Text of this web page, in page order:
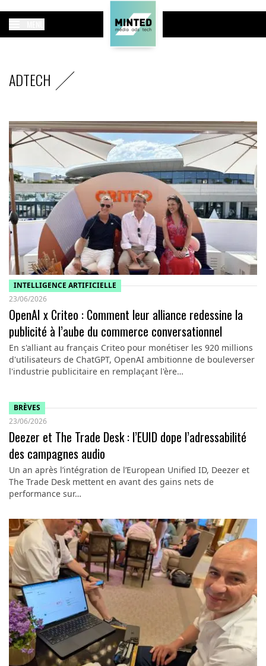
ADTECH
INTELLIGENCE ARTIFICIELLE
23/06/2026
OpenAI x Criteo : Comment leur alliance redessine la
publicité à l’aube du commerce conversationnel
En s'alliant au français Criteo pour monétiser les 920 millions
d'utilisateurs de ChatGPT, OpenAI ambitionne de bouleverser
l'industrie publicitaire en remplaçant l'ère…
BRÈVES
23/06/2026
Deezer et The Trade Desk : l’EUID dope l’adressabilité
des campagnes audio
Un an après l’intégration de l’European Unified ID, Deezer et
The Trade Desk mettent en avant des gains nets de
performance sur…